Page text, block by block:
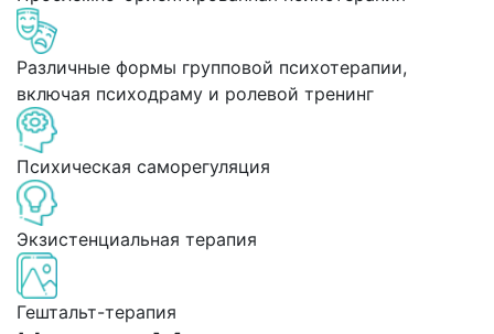
Различные формы групповой психотерапии,
включая психодраму и ролевой тренинг
Психическая саморегуляция
Экзистенциальная терапия
Гештальт-терапия